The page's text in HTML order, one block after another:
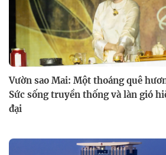
Vườn sao Mai: Một thoáng quê
Sức sống truyền thống và làn gió
đại